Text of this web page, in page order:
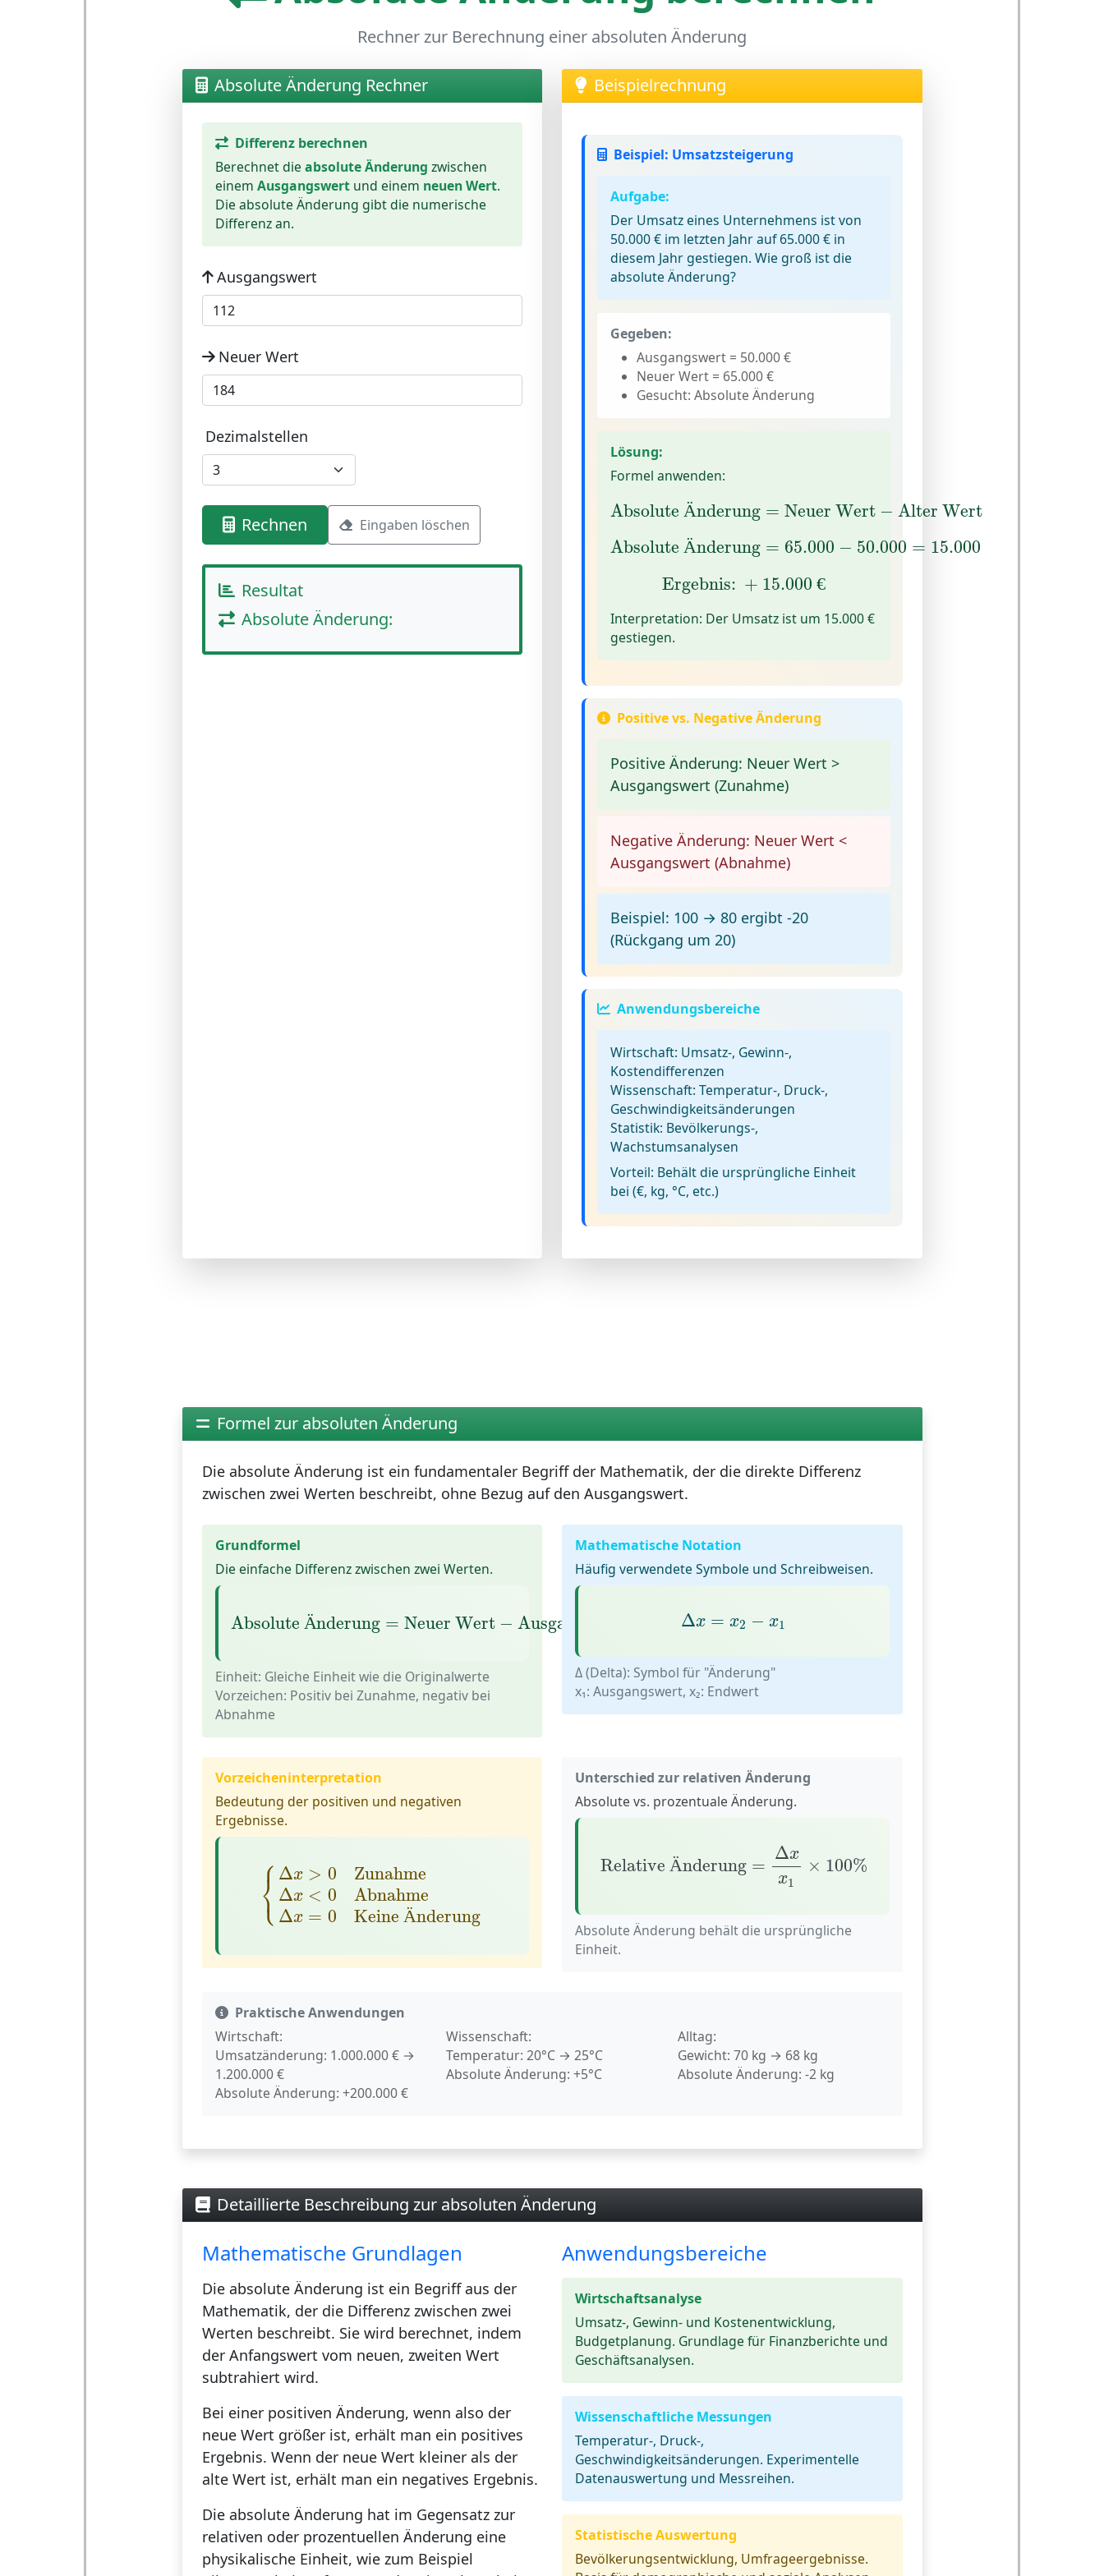
Rechner zur Berechnung einer absoluten Änderung
Absolute Änderung Rechner
Differenz berechnen
Berechnet die absolute Änderung zwischen
einem Ausgangswertund einem neuen Wert.
Die absolute Änderung gibt die numerische
Differenz an.
Ausgangswert
Neuer Wert
Dezimalstellen
Rechnen Eingaben löschen
Resultat
Absolute Änderung:
Beispielrechnung
Beispiel: Umsatzsteigerung
Aufgabe:
Der Umsatz eines Unternehmens ist von
50.000 € im letzten Jahr auf 65.000 € in
diesem Jahr gestiegen. Wie groß ist die
absolute Änderung?
Gegeben:
Ausgangswert = 50.000 €
Neuer Wert = 65.000 €
Gesucht: Absolute Änderung
Lösung:
Formel anwenden:
Absolute Änderung = Neuer Wert − Alter Wert
Absolute Änderung Neuer Wert Alter Wert
Absolute Änderung = 65.000 − 50.000 = 15.000
Absolute Änderung =65.000 50.000 15.000
Ergebnis: + 15.000 €
Ergebnis: + 15.000€
Interpretation: Der Umsatz ist um 15.000 €
gestiegen.
Positive vs. Negative Änderung
Positive Änderung: Neuer Wert >
Ausgangswert (Zunahme)
Negative Änderung: Neuer Wert <
Ausgangswert (Abnahme)
Beispiel: 100 → 80 ergibt -20
(Rückgang um 20)
Anwendungsbereiche
Wirtschaft: Umsatz-, Gewinn-,
Kostendifferenzen
Wissenschaft: Temperatur-, Druck-,
Geschwindigkeitsänderungen
Statistik: Bevölkerungs-,
Wachstumsanalysen
Vorteil: Behält die ursprüngliche Einheit
bei (€, kg, °C, etc.)
Formel zur absoluten Änderung
Die absolute Änderung ist ein fundamentaler Begriff der Mathematik, der die direkte Differenz
zwischen zwei Werten beschreibt, ohne Bezug auf den Ausgangswert.
Grundformel
Die einfache Differenz zwischen zwei Werten.
Absolute Änderung = Neuer Wert − Ausgangswert
Absolute Änderung Neuer Wert Ausgangswert
Einheit: Gleiche Einheit wie die Originalwerte
Vorzeichen: Positiv bei Zunahme, negativ bei
Abnahme
Mathematische Notation
Häufig verwendete Symbole und Schreibweisen.
Δx = x2 − x1
Δx x2 1
Δ (Delta): Symbol für "Änderung"
x₁: Ausgangswert, x₂: Endwert
Vorzeicheninterpretation
Bedeutung der positiven und negativen
Ergebnisse.
⎧
⎨
⎩
Δx > 0
Zunahme
Δx < 0
Abnahme
Δx = 0 Keine Änderung
Δ x> Zunahme Δx Keine Änderung
Unterschied zur relativen Änderung
Absolute vs. prozentuale Änderung.
Relative Änderung =
Δx
x1
× 100%
Δx x1
Absolute Änderung behält die ursprüngliche
Einheit.
Praktische Anwendungen
Wirtschaft:
Umsatzänderung: 1.000.000 € →
1.200.000 €
Absolute Änderung: +200.000 €
Wissenschaft:
Temperatur: 20°C → 25°C
Absolute Änderung: +5°C
Alltag:
Gewicht: 70 kg → 68 kg
Absolute Änderung: -2 kg
Detaillierte Beschreibung zur absoluten Änderung
Mathematische Grundlagen
Die absolute Änderung ist ein Begriff aus der
Mathematik, der die Differenz zwischen zwei
Werten beschreibt. Sie wird berechnet, indem
der Anfangswert vom neuen, zweiten Wert
subtrahiert wird.
Bei einer positiven Änderung, wenn also der
neue Wert größer ist, erhält man ein positives
Ergebnis. Wenn der neue Wert kleiner als der
alte Wert ist, erhält man ein negatives Ergebnis.
Die absolute Änderung hat im Gegensatz zur
relativen oder prozentuellen Änderung eine
physikalische Einheit, wie zum Beispiel
Anwendungsbereiche
Wirtschaftsanalyse
Umsatz-, Gewinn- und Kostenentwicklung,
Budgetplanung. Grundlage für Finanzberichte und
Geschäftsanalysen.
Wissenschaftliche Messungen
Temperatur-, Druck-,
Geschwindigkeitsänderungen. Experimentelle
Datenauswertung und Messreihen.
Statistische Auswertung
Bevölkerungsentwicklung, Umfrageergebnisse.